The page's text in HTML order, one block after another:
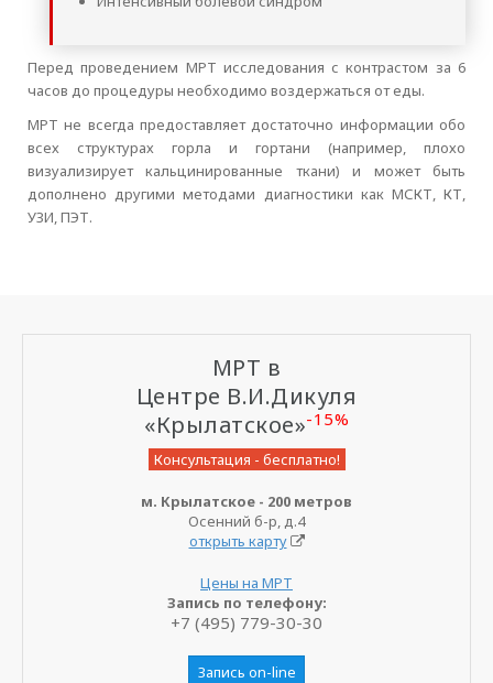
Перед проведением МРТ исследования с контрастом за 6
часов до процедуры необходимо воздержаться от еды.
МРТ не всегда предоставляет достаточно информации обо
всех структурах горла и гортани (например, плохо
визуализирует кальцинированные ткани) и может быть
дополнено другими методами диагностики как МСКТ, КТ,
УЗИ, ПЭТ.
МРТ в
Центре В.И.Дикуля
«Крылатское»-15%
Консультация - бесплатно!
м. Крылатское - 200 метров
Осенний б-р, д.4
открыть карту
Цены на МРТ
Запись по телефону:
+7 (495) 779-30-30
Запись on-line